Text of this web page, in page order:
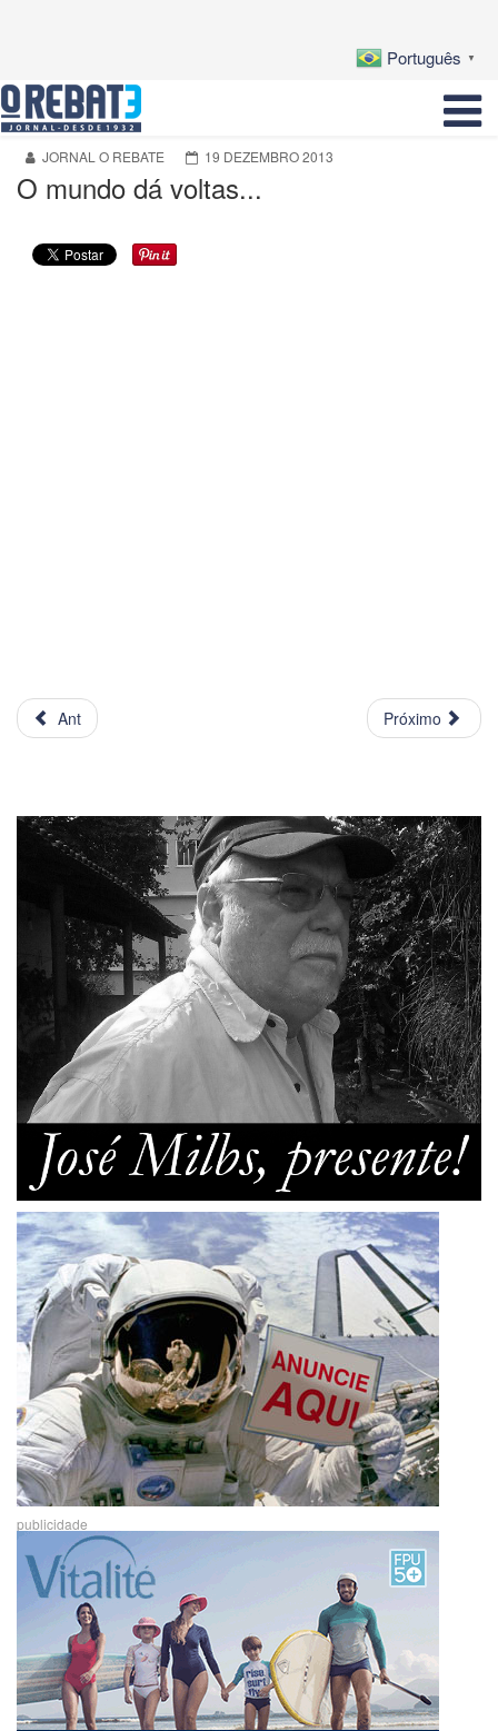
Português ▼
JORNAL O REBATE 19 DEZEMBRO 2013
O mundo dá voltas...
Ant Próximo
publicidade